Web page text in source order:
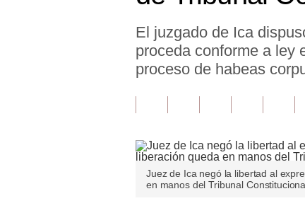
El juzgado de Ica
proceda conforme a ley
proceso de habeas
Juez de Ica negó la libertad al
en manos del Tribunal